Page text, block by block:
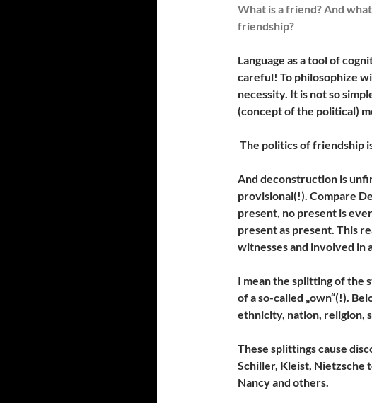
What is a friend? And
friendship?
Language as a tool of
careful! To philosophize
necessity. It is not so
(concept of the political)
The politics of friendship
And deconstruction is
provisional(!). Compare
present, no present is
present as present. This
witnesses and involved in
I mean the splitting of the
of a so-called „own“(!).
ethnicity, nation, religion,
These splittings cause
Schiller, Kleist, Nietzsche
Nancy and others.